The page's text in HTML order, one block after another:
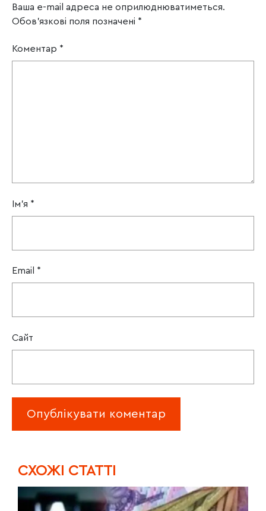
Ваша e-mail адреса не оприлюднюватиметься.
Обов’язкові поля позначені *
Коментар *
Ім'я *
Email *
Сайт
CХОЖІ СТАТТІ